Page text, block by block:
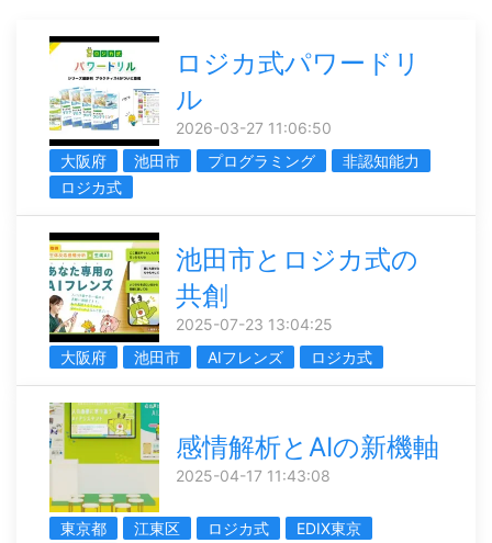
ロジカ式パワードリ
ル
2026-03-27 11:06:50
大阪府
池田市 プログラミング
非認知能力
ロジカ式
池田市とロジカ式の
共創
2025-07-23 13:04:25
大阪府
池田市 AIフレンズ ロジカ式
感情解析とAIの新機軸
2025-04-17 11:43:08
東京都 江東区 ロジカ式
EDIX東京